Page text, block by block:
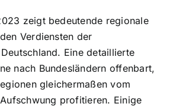
zeigt bedeutende regionale
Verdiensten der
Eine detaillierte
nach Bundesländern offenbart,
gleichermaßen vom
profitieren. Einige